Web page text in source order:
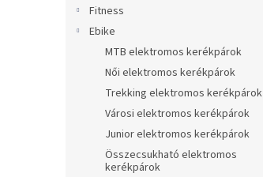
Fitness
Ebike
MTB elektromos kerékpárok
Női elektromos kerékpárok
Trekking elektromos kerékpárok
Városi elektromos kerékpárok
Junior elektromos kerékpárok
Összecsukható elektromos
kerékpárok